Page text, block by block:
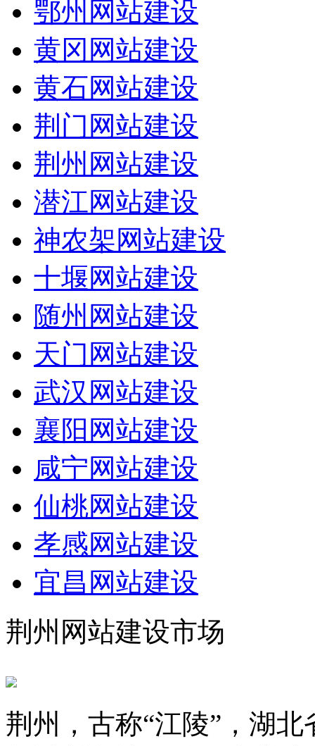
鄂州网站建设
黄冈网站建设
黄石网站建设
荆门网站建设
荆州网站建设
潜江网站建设
神农架网站建设
十堰网站建设
随州网站建设
天门网站建设
武汉网站建设
襄阳网站建设
咸宁网站建设
仙桃网站建设
孝感网站建设
宜昌网站建设
荆州网站建设市场
荆州，古称“江陵”，湖